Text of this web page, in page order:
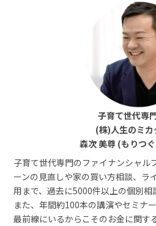
子育て世代専
(株)人生のミカ
森次 美尊 (もりつ
子育て世代専門のファイナンシャル
ーンの見直しや家の買い方相談、ラ
用まで、過去に5000件以上の個別相
また、年間約100本の講演やセミナ
最前線にいるからこそのお金に関す